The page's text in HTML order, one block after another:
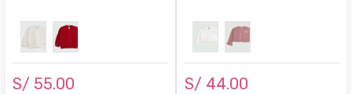
S/ 55.00 S/ 44.00